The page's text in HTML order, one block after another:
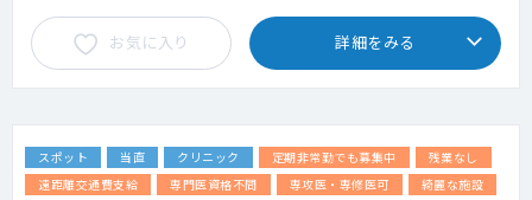
お気に入り 詳細をみる
スポット 当直 クリニック 定期非常勤でも募集中
残業なし
遠距離交通費支給
専門医資格不問 専攻医・専修医可
綺麗な施設